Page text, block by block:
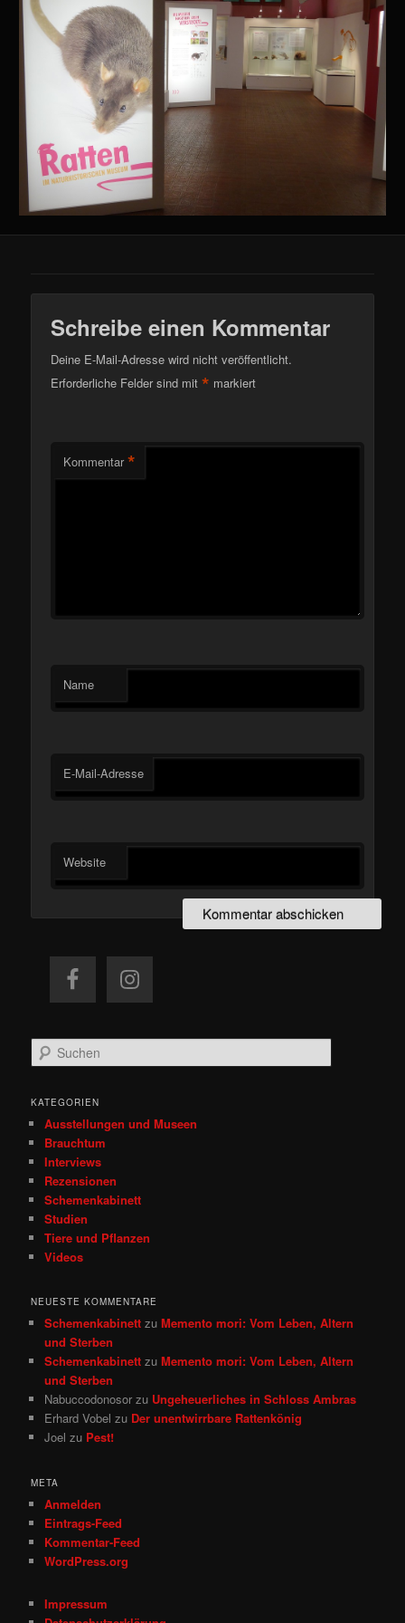
Schreibe einen Kommentar
Deine E-Mail-Adresse wird nicht veröffentlicht.
Erforderliche Felder sind mit* markiert
Kommentar *
Name
E-Mail-Adresse
Website
u
h
KATEGORIEN
Ausstellungen und Museen
Brauchtum
Interviews
Rezensionen
Schemenkabinett
Studien
Tiere und Pflanzen
Videos
NEUESTE KOMMENTARE
Schemenkabinett zuMemento mori: Vom Leben, Altern
und Sterben
Schemenkabinett zuMemento mori: Vom Leben, Altern
und Sterben
Nabuccodonosor zu Ungeheuerliches in Schloss Ambras
Erhard Vobel zu Der unentwirrbare Rattenkönig
Joel zu Pest!
META
Anmelden
Eintrags-Feed
Kommentar-Feed
WordPress.org
Impressum